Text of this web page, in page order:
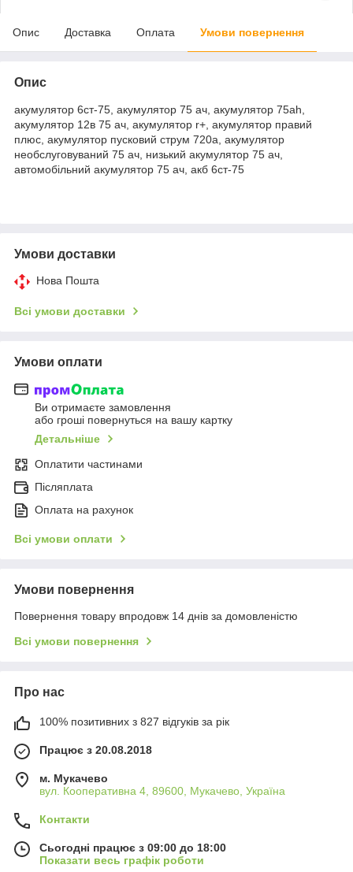
Опис Доставка Оплата Умови повернення
Опис
акумулятор 6ст-75, акумулятор 75 ач, акумулятор 75ah,
акумулятор 12в 75 ач, акумулятор r+, акумулятор правий
плюс, акумулятор пусковий струм 720а, акумулятор
необслуговуваний 75 ач, низький акумулятор 75 ач,
автомобільний акумулятор 75 ач, акб 6ст-75
Умови доставки
Нова Пошта
Всі умови доставки
Умови оплати
Ви отримаєте замовлення
або гроші повернуться на вашу картку
Детальніше
Оплатити частинами
Післяплата
Оплата на рахунок
Всі умови оплати
Умови повернення
Повернення товару впродовж 14 днів за домовленістю
Всі умови повернення
Про нас
100% позитивних з 827 відгуків за рік
Працює з 20.08.2018
м. Мукачево
вул. Кооперативна 4, 89600, Мукачево, Україна
Контакти
Сьогодні працює з 09:00 до 18:00
Показати весь графік роботи